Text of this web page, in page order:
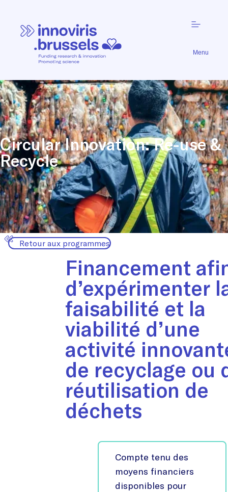
Menu
Circular Innovation: Re-use &
Recycle
Retour aux programmes
Financement
d’expérimenter
faisabilité et la
viabilité d’une
activité
de recyclage ou
réutilisation de
déchets
Compte tenu des
moyens financiers
disponibles pour